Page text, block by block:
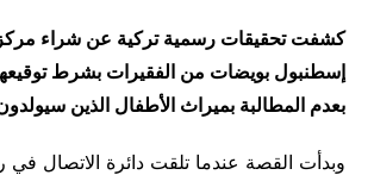
كشفت تحقيقات رسمية تركية عن شراء
إسطنبول بويضات من الفقيرات بشرط
بعدم المطالبة بميراث الأطفال الذين
وبدأت القصة عندما تلقت دائرة الاتصال في